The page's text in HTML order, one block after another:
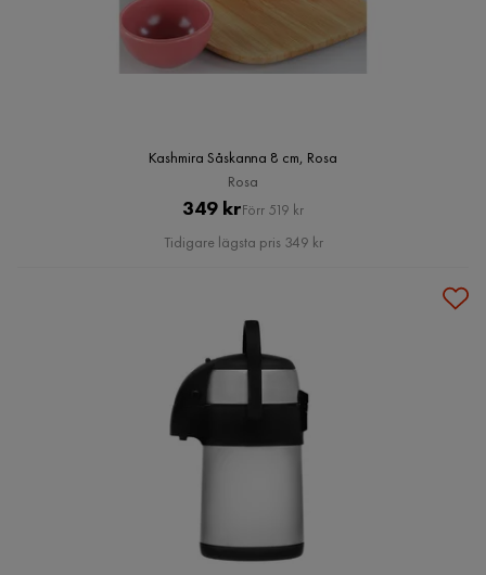
Kashmira Såskanna 8 cm, Rosa
Rosa
Pris
349 krOriginal
Pris
Förr 519 kr
Tidigare lägsta pris 349 kr